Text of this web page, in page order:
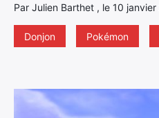
Par Julien Barthet , le 10
Donjon Pokémon